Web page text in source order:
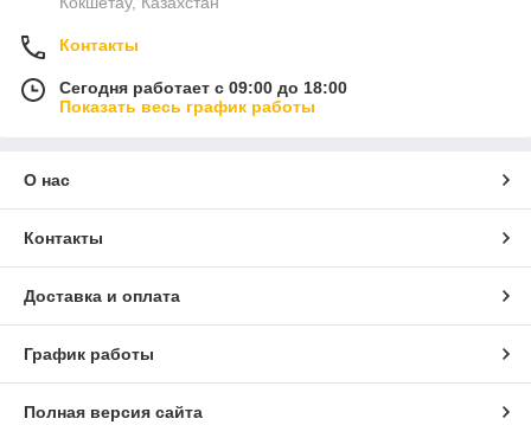
Контакты
Сегодня работает с 09:00 до 18:00
Показать весь график работы
О нас
Контакты
Доставка и оплата
График работы
Полная версия сайта